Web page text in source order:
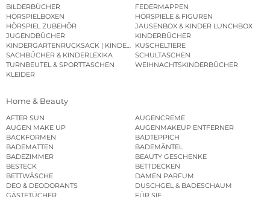
BILDERBÜCHER
FEDERMAPPEN
HÖRSPIELBOXEN
HÖRSPIELE & FIGUREN
HÖRSPIEL ZUBEHÖR
JAUSENBOX & KINDER LUNCHBOX
JUGENDBÜCHER
KINDERBÜCHER
KINDERGARTENRUCKSACK | KINDERGARTENBEUTEL
KUSCHELTIERE
SACHBÜCHER & KINDERLEXIKA
SCHULTASCHEN
TURNBEUTEL & SPORTTASCHEN
WEIHNACHTSKINDERBÜCHER
KLEIDER
Home & Beauty
AFTER SUN
AUGENCREME
AUGEN MAKE UP
AUGENMAKEUP ENTFERNER
BACKFORMEN
BADTEPPICH
BADEMATTEN
BADEMÄNTEL
BADEZIMMER
BEAUTY GESCHENKE
BESTECK
BETTDECKEN
BETTWÄSCHE
DAMEN PARFUM
DEO & DEODORANTS
DUSCHGEL & BADESCHAUM
GÄSTETÜCHER
FÜR SIE